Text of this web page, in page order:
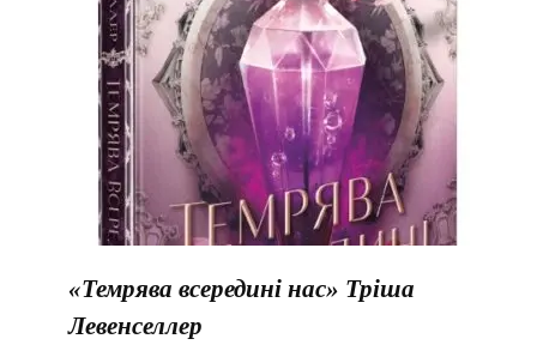
«Темрява всередині нас» Тріша
Левенселлер